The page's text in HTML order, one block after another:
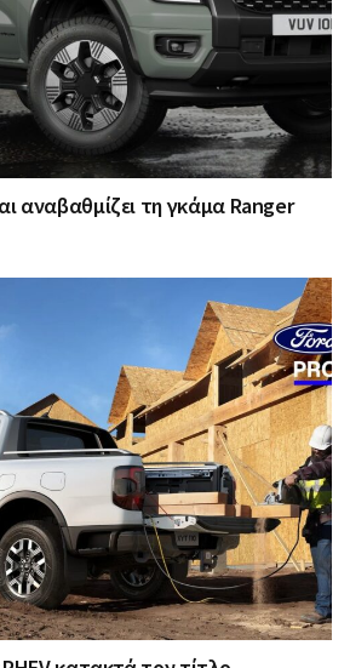
αναβαθμίζει τη γκάμα Ranger